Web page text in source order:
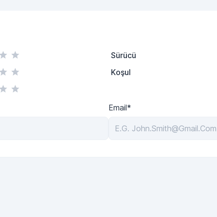
Sürücü
Koşul
Email*